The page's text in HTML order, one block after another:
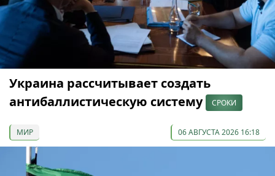
Украина рассчитывает создать
антибаллистическую систему
СРОКИ
МИР 06 АВГУСТА 2026 16:18